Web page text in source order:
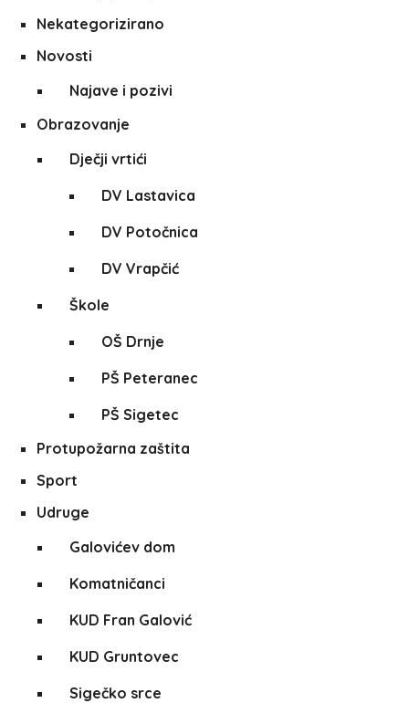
Nekategorizirano
Novosti
Najave i pozivi
Obrazovanje
Dječji vrtići
DV Lastavica
DV Potočnica
DV Vrapčić
Škole
OŠ Drnje
PŠ Peteranec
PŠ Sigetec
Protupožarna zaštita
Sport
Udruge
Galovićev dom
Komatničanci
KUD Fran Galović
KUD Gruntovec
Sigečko srce